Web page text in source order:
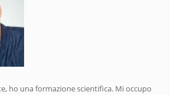
ho una formazione scientifica. Mi occupo